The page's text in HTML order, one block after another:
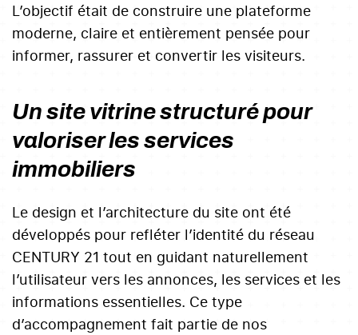
L’objectif était de construire une plateforme
moderne, claire et entièrement pensée pour
informer, rassurer et convertir les visiteurs.
Un site vitrine structuré pour
valoriser les services
immobiliers
Le design et l’architecture du site ont été
développés pour refléter l’identité du réseau
CENTURY 21 tout en guidant naturellement
l’utilisateur vers les annonces, les services et les
informations essentielles. Ce type
d’accompagnement fait partie de nos